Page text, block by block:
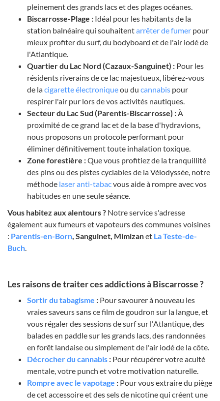
pleinement des grands lacs et des plages océanes.
Biscarrosse-Plage : Idéal pour les habitants de la
station balnéaire qui souhaitentarrêter de fumer pour
mieux profiter du surf, du bodyboard et de l'air iodé de
l'Atlantique.
Quartier du Lac Nord (Cazaux-Sanguinet) : Pour les
résidents riverains de ce lac majestueux, libérez-vous
de lacigarette électroniqueou du cannabis pour
respirer l'air pur lors de vos activités nautiques.
Secteur du Lac Sud (Parentis-Biscarrosse) :À
proximité de ce grand lac et de la base d'hydravions,
nous proposons un protocole performant pour
éliminer définitivement toute inhalation toxique.
Zone forestière :Que vous profitiez de la tranquillité
des pins ou des pistes cyclables de la Vélodyssée, notre
méthode laser anti-tabacvous aide à rompre avec vos
habitudes en une seule séance.
Vous habitez aux alentours ? Notre service s'adresse
également aux fumeurs et vapoteurs des communes voisines
: Parentis-en-Born, Sanguinet, Mimizanet La Teste-de-
Buch.
Les raisons de traiter ces addictions à Biscarrosse ?
Sortir du tabagisme : Pour savourer à nouveau les
vraies saveurs sans ce film de goudron sur la langue, et
vous régaler des sessions de surf sur l'Atlantique, des
balades en paddle sur les grands lacs, des randonnées
en forêt landaise ou simplement de l'air iodé de la côte.
Décrocher du cannabis : Pour récupérer votre acuité
mentale, votre punch et votre motivation naturelle.
Rompre avec le vapotage : Pour vous extraire du piège
de cet accessoire et des sels de nicotine qui créent une